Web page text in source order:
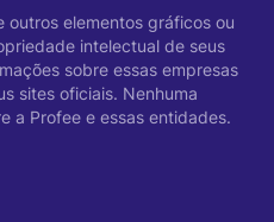
outros elementos gráficos ou
intelectual de seus
sobre essas empresas
sites oficiais. Nenhuma
a Profee e essas entidades.